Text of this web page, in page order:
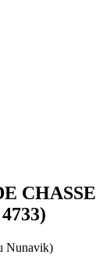
CHASSE
Nunavik)